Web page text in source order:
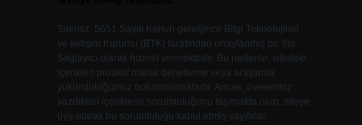
Sitemiz, 5651 Sayılı Kanun gereğince Bilgi Teknolojileri
ve İletişim Kurumu (BTK) tarafından onaylanmış bir Yer
Sağlayıcı olarak hizmet vermektedir. Bu nedenle, sitedeki
içerikleri proaktif olarak denetleme veya araştırma
yükümlülüğümüz bulunmamaktadır. Ancak, üyelerimiz
yazdıkları içeriklerin sorumluluğunu taşımakta olup, siteye
üye olarak bu sorumluluğu kabul etmiş sayılırlar.